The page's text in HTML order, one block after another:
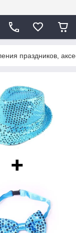
праздников,